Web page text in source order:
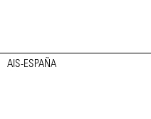
AIS-ESPAÑA